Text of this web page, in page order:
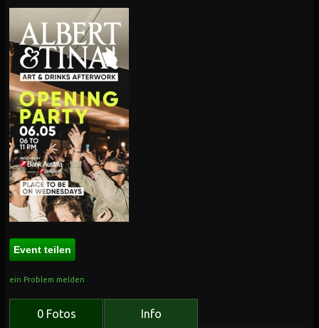
Event teilen
ein Problem melden
0 Fotos Info